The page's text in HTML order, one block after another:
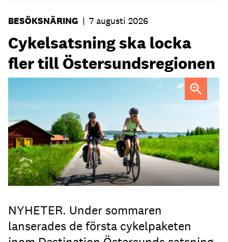
BESÖKSNÄRING | 7 augusti 2026
Cykelsatsning ska locka
fler till Östersundsregionen
NYHETER. Under sommaren
lanserades de första cykelpaketen